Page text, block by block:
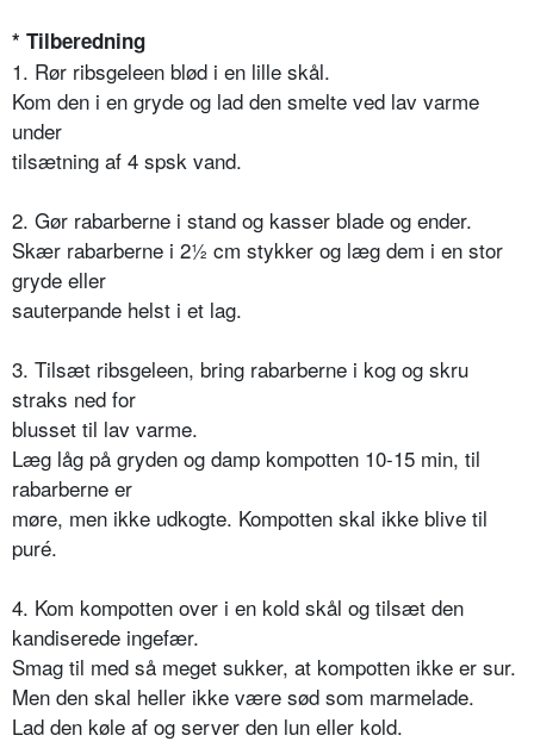
* Tilberedning
1. Rør ribsgeleen blød i en lille skål.
Kom den i en gryde og lad den smelte ved lav varme
under
tilsætning af 4 spsk vand.
2. Gør rabarberne i stand og kasser blade og ender.
Skær rabarberne i 2½ cm stykker og læg dem i en stor
gryde eller
sauterpande helst i et lag.
3. Tilsæt ribsgeleen, bring rabarberne i kog og skru
straks ned for
blusset til lav varme.
Læg låg på gryden og damp kompotten 10-15 min, til
rabarberne er
møre, men ikke udkogte. Kompotten skal ikke blive til
puré.
4. Kom kompotten over i en kold skål og tilsæt den
kandiserede ingefær.
Smag til med så meget sukker, at kompotten ikke er sur.
Men den skal heller ikke være sød som marmelade.
Lad den køle af og server den lun eller kold.